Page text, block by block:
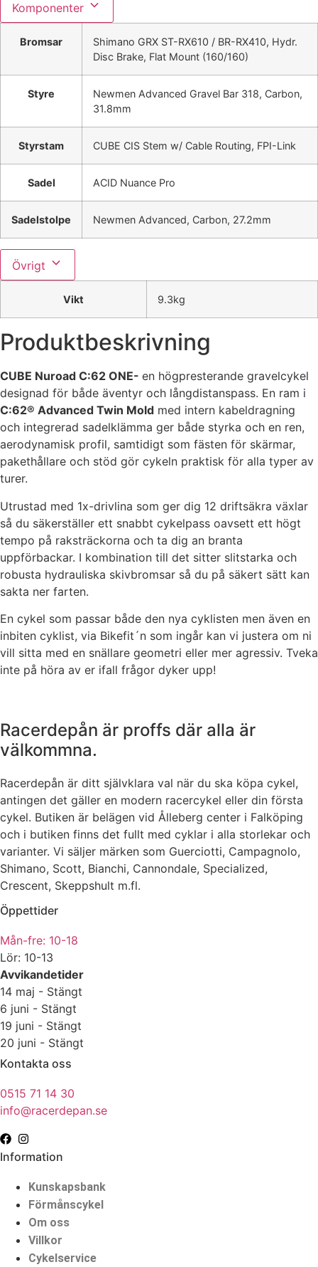
Komponenter
Bromsar
Shimano GRX ST-RX610 / BR-RX410, Hydr.
Disc Brake, Flat Mount (160/160)
Styre
Newmen Advanced Gravel Bar 318, Carbon,
31.8mm
Styrstam CUBE CIS Stem w/ Cable Routing, FPI-Link
Sadel ACID Nuance Pro
Sadelstolpe Newmen Advanced, Carbon, 27.2mm
Övrigt
Vikt 9.3kg
Produktbeskrivning
CUBE Nuroad C:62 ONE- en högpresterande gravelcykel
designad för både äventyr och långdistanspass. En ram i
C:62® Advanced Twin Mold med intern kabeldragning
och integrerad sadelklämma ger både styrka och en ren,
aerodynamisk profil, samtidigt som fästen för skärmar,
pakethållare och stöd gör cykeln praktisk för alla typer av
turer.
Utrustad med 1x-drivlina som ger dig 12 driftsäkra växlar
så du säkerställer ett snabbt cykelpass oavsett ett högt
tempo på raksträckorna och ta dig an branta
uppförbackar. I kombination till det sitter slitstarka och
robusta hydrauliska skivbromsar så du på säkert sätt kan
sakta ner farten.
En cykel som passar både den nya cyklisten men även en
inbiten cyklist, via Bikefit´n som ingår kan vi justera om ni
vill sitta med en snällare geometri eller mer agressiv. Tveka
inte på höra av er ifall frågor dyker upp!
Racerdepån är proffs där alla är
välkommna.
Racerdepån är ditt självklara val när du ska köpa cykel,
antingen det gäller en modern racercykel eller din första
cykel. Butiken är belägen vid Ålleberg center i Falköping
och i butiken finns det fullt med cyklar i alla storlekar och
varianter. Vi säljer märken som Guerciotti, Campagnolo,
Shimano, Scott, Bianchi, Cannondale, Specialized,
Crescent, Skeppshult m.fl.
Öppettider
Mån-fre: 10-18
Lör: 10-13
Avvikandetider
14 maj - Stängt
6 juni - Stängt
19 juni - Stängt
20 juni - Stängt
Kontakta oss
0515 71 14 30
info@racerdepan.se
Information
Kunskapsbank
Förmånscykel
Om oss
Villkor
Cykelservice